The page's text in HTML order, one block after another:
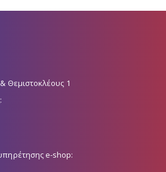
Θεμιστοκλέους 1
e-shop: